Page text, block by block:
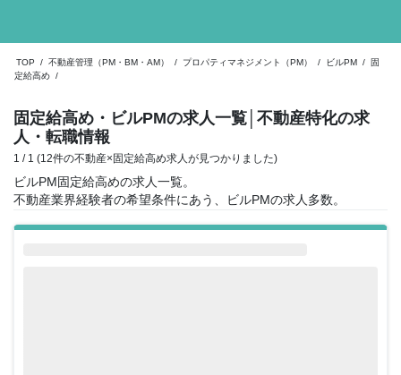
TOP / 不動産管理（PM・BM・AM） / プロパティマネジメント（PM） / ビルPM /
固
定給高め /
固定給高め・ビルPMの求人一覧 │不動産特化の求
人・転職情報
1 / 1 (12件の不動産×固定給高め求人が見つかりました)
ビルPM固定給高めの求人一覧。
不動産業界経験者の希望条件にあう、ビルPMの求人多数。